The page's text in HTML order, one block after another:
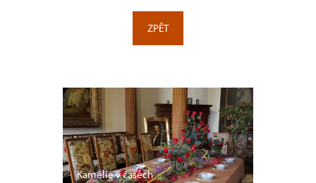
ZPĚT
Kamélie v časech